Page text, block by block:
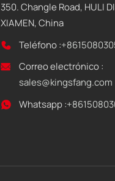
350. Changle Road, HULI
XIAMEN, China
Teléfono :
Correo electrónico :
sales@kingsfang.com
Whatsapp :